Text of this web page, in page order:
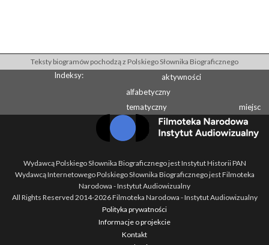
Teksty biogramów pochodzą z Polskiego Słownika Biograficznego
Indeksy:
aktywności
alfabetyczny
tematyczny
miejsc
Wydawcą Polskiego Słownika Biograficznego jest Instytut Historii PAN
Wydawcą Internetowego Polskiego Słownika Biograficznego jest Filmoteka
Narodowa - Instytut Audiowizualny
All Rights Reserved 2014-2026Filmoteka Narodowa - Instytut Audiowizualny
Polityka prywatności
Informacje o projekcie
Kontakt